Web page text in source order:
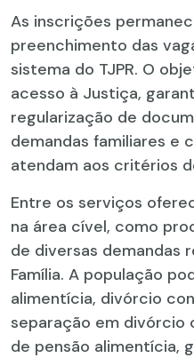
As inscrições
preenchimento das
sistema do TJPR. O
acesso à Justiça,
regularização de
demandas familiares e
atendam aos critérios
Entre os serviços
na área cível, como
de diversas demandas
Família. A população
alimentícia, divórcio
separação em divórcio
de pensão alimentícia,